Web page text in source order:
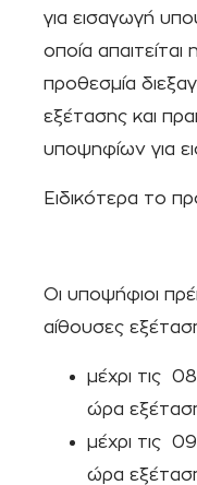
για εισαγωγή
οποία
προθεσμία
εξέτασης και
υποψηφίων για
Ειδικότερα το
Οι υποψήφιοι
αίθουσες
μέχρι τις
ώρα
μέχρι τις
ώρα